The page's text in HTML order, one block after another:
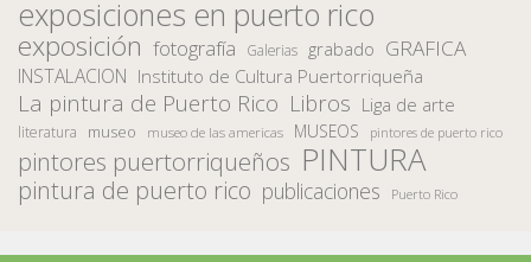
exposiciones en puerto rico
exposición fotografía Galerias grabado GRAFICA
INSTALACION Instituto de Cultura Puertorriqueña
La pintura de Puerto Rico Libros Liga de arte
literatura museo museo de las americas MUSEOS pintores de puerto rico
pintores puertorriqueños PINTURA
pintura de puerto rico publicaciones Puerto Rico